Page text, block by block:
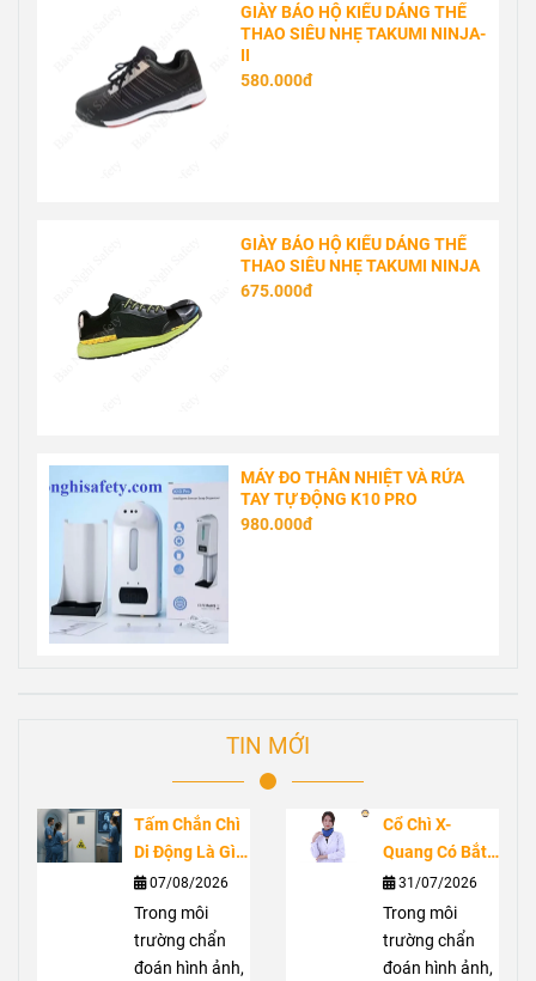
GIÀY BẢO HỘ KIỂU DÁNG THỂ
THAO SIÊU NHẸ TAKUMI NINJA-
II
580.000đ
GIÀY BẢO HỘ KIỂU DÁNG THỂ
THAO SIÊU NHẸ TAKUMI NINJA
675.000đ
MÁY ĐO THÂN NHIỆT VÀ RỬA
TAY TỰ ĐỘNG K10 PRO
980.000đ
TIN MỚI
Tấm Chắn Chì
Di Động Là Gì?
Ứng Dụng
Trong Phòng
Chụp X-Quang
07/08/2026
Trong môi
trường chẩn
đoán hình ảnh,
Cổ Chì X-
Quang Có Bắt
Buộc Không?
Vai Trò Bảo Vệ
Tuyến Giáp
Trước Bức Xạ
31/07/2026
Trong môi
trường chẩn
đoán hình ảnh,